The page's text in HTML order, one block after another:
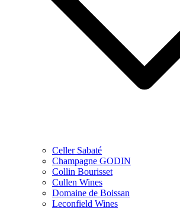
Celler Sabaté
Champagne GODIN
Collin Bourisset
Cullen Wines
Domaine de Boissan
Leconfield Wines